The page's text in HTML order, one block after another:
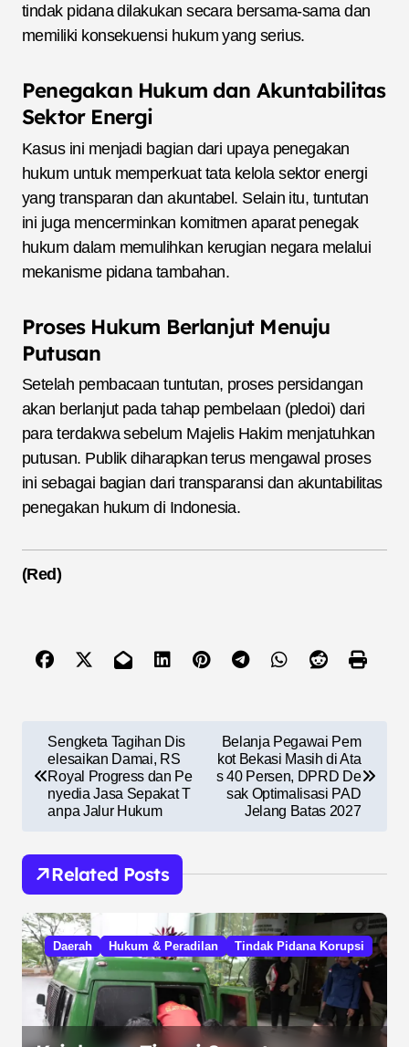
tindak pidana dilakukan secara bersama-sama dan
memiliki konsekuensi hukum yang serius.
Penegakan Hukum dan Akuntabilitas
Sektor Energi
Kasus ini menjadi bagian dari upaya penegakan
hukum untuk memperkuat tata kelola sektor energi
yang transparan dan akuntabel. Selain itu, tuntutan
ini juga mencerminkan komitmen aparat penegak
hukum dalam memulihkan kerugian negara melalui
mekanisme pidana tambahan.
Proses Hukum Berlanjut Menuju
Putusan
Setelah pembacaan tuntutan, proses persidangan
akan berlanjut pada tahap pembelaan (pledoi) dari
para terdakwa sebelum Majelis Hakim menjatuhkan
putusan. Publik diharapkan terus mengawal proses
ini sebagai bagian dari transparansi dan akuntabilitas
penegakan hukum di Indonesia.
(Red)
g
a
s
i
p
s
Sengketa Tagihan Dis
elesaikan Damai, RS
Royal Progress dan Pe
nyedia Jasa Sepakat T
anpa Jalur Hukum
Belanja Pegawai Pem
kot Bekasi Masih di Ata
s 40 Persen, DPRD De
sak Optimalisasi PAD
Jelang Batas 2027
Related Posts
Daerah Hukum & Peradilan Tindak Pidana Korupsi